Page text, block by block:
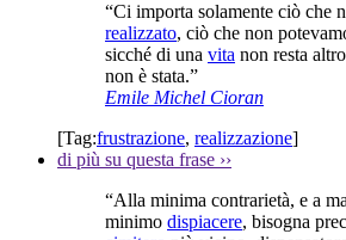
“Ci importa solamente ciò che
realizzato, ciò che non
sicché di una vita non resta
non è stata.”
Emile Michel Cioran
[Tag:frustrazione, realizzazione]
di più su questa frase ››
“Alla minima contrarietà, e a
minimo dispiacere, bisogna